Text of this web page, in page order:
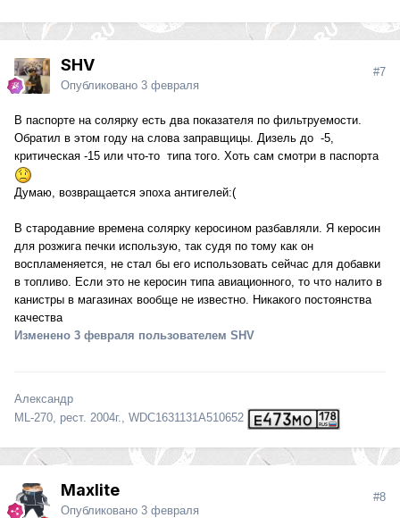
SHV
Опубликовано 3 февраля
#7
В паспорте на солярку есть два показателя по фильтруемости.
Обратил в этом году на слова заправщицы. Дизель до -5,
критическая -15 или что-то типа того. Хоть сам смотри в паспорта
Думаю, возвращается эпоха антигелей:(
В стародавние времена солярку керосином разбавляли. Я керосин
для розжига печки использую, так судя по тому как он
воспламеняется, не стал бы его использовать сейчас для добавки
в топливо. Если это не керосин типа авиационного, то что налито в
канистры в магазинах вообще не известно. Никакого постоянства
качества
Изменено 3 февраля пользователем SHV
Александр
ML-270, рест. 2004г., WDC1631131A510652
Maxlite
Опубликовано 3 февраля
#8